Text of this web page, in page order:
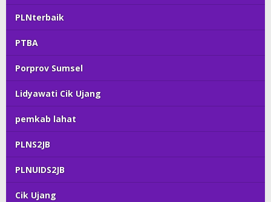
PLNterbaik
PTBA
Porprov Sumsel
Lidyawati Cik Ujang
pemkab lahat
PLNS2JB
PLNUIDS2JB
Cik Ujang